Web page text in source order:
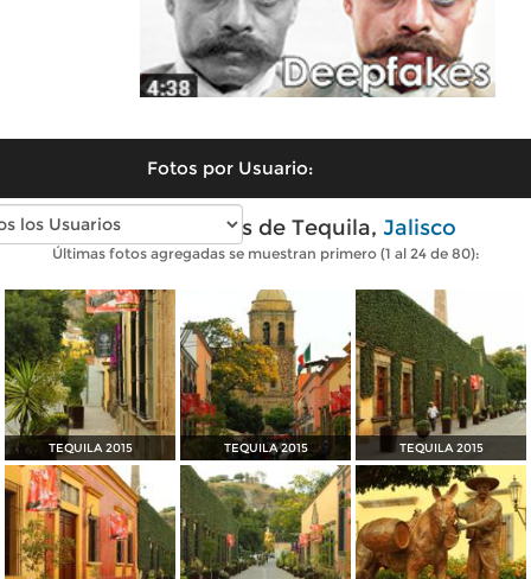
Fotos por Usuario:
Fotos modernas de Tequila, Jalisco
Últimas fotos agregadas se muestran primero (1 al 24 de 80):
TEQUILA 2015 TEQUILA 2015 TEQUILA 2015